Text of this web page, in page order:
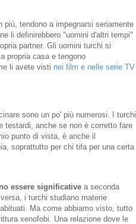
tendono a impegnarsi seriamente
li definirebbero "uomini d'altri tempi"
partner. Gli uomini turchi si
propria casa e tengono
li avete visti nei film e nelle serie TV
sono un po' più numerosi. I turchi
testardi, anche se non è corretto fare
punto di vista, è anche il
soprattutto per chi tifa per una certa
essere significative a seconda
i turchi studiano materie
Ma come abbiamo visto, tutto
xenofobi. Una relazione dove le